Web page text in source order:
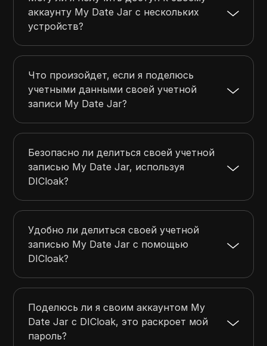
аккаунту My Date Jar с нескольких
устройств?
Что произойдет, если я поделюсь
учетными данными своей учетной
записи My Date Jar?
Безопасно ли делиться своей учетной
записью My Date Jar, используя
DICloak?
Удобно ли делиться своей учетной
записью My Date Jar с помощью
DICloak?
Поделюсь ли я своим аккаунтом My
Date Jar с DICloak, это раскроет мой
пароль?